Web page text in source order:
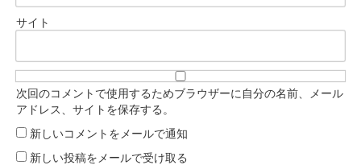
サイト
次回のコメントで使用するためブラウザーに自分の名前、メール
アドレス、サイトを保存する。
新しいコメントをメールで通知
新しい投稿をメールで受け取る